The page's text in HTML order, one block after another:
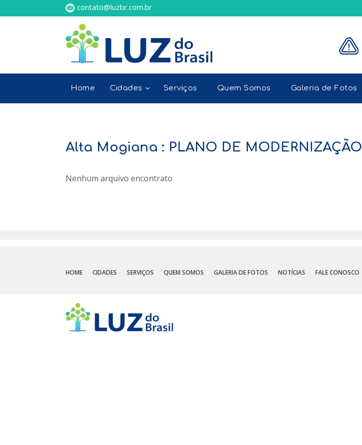
contato@luzbr.com.br
Home Cidades Serviços Quem Somos Galeria de Fotos
Alta Mogiana : PLANO DE MODERNIZAÇÃO
Nenhum arquivo encontrato
HOME CIDADES SERVIÇOS QUEM SOMOS GALERIA DE FOTOS NOTÍCIAS FALE CONOSCO